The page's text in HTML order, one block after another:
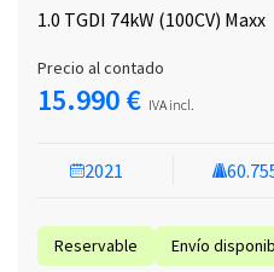
1.0 TGDI 74kW (100CV) Maxx
2021
Reservable
Envío
Precio al contado
15.990 € IVA incl.